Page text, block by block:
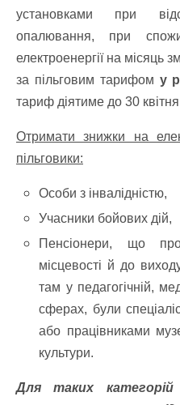
установками при
опалювання, при
електроенергії на місяць
за пільговим тарифом у
тариф діятиме до 30
Отримати знижки на
пільговики:
Особи з інвалідністю,
Учасники бойових дій,
Пенсіонери, що
місцевості й до
там у педагогічній,
сферах, були
або працівниками
культури.
Для таких категорій